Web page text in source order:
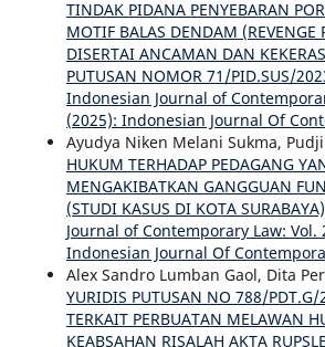
TINDAK PIDANA PENYEBARAN
MOTIF BALAS DENDAM (REVENGE
DISERTAI ANCAMAN DAN
PUTUSAN NOMOR 71/PID.SUS/
Indonesian Journal of
(2025): Indonesian Journal Of
Ayudya Niken Melani Sukma,
HUKUM TERHADAP PEDAGANG
MENGAKIBATKAN GANGGUAN
(STUDI KASUS DI KOTA
Journal of Contemporary Law: Vol.
Indonesian Journal Of
Alex Sandro Lumban Gaol, Dita
YURIDIS PUTUSAN NO 788/PDT.G/
TERKAIT PERBUATAN MELAWAN
KEABSAHAN RISALAH AKTA